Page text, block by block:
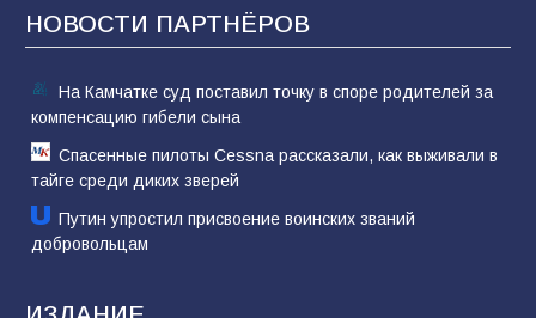
81 02.08.2026
НОВОСТИ ПАРТНЁРОВ
На Камчатке суд поставил точку в споре родителей за
компенсацию гибели сына
Спасенные пилоты Cessna рассказали, как выживали в
тайге среди диких зверей
Путин упростил присвоение воинских званий
добровольцам